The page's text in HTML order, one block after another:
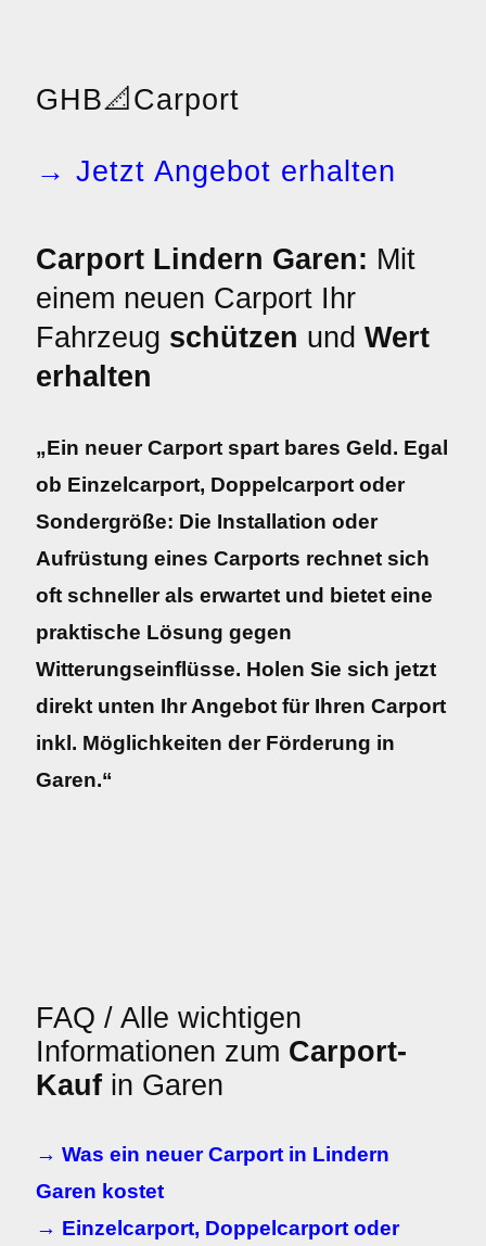
GHB📐 Carport
→ Jetzt Angebot erhalten
Carport Lindern Garen: Mit
einem neuen Carport Ihr
Fahrzeug schützen und Wert
erhalten
„Ein neuer Carport spart bares Geld. Egal
ob Einzelcarport, Doppelcarport oder
Sondergröße: Die Installation oder
Aufrüstung eines Carports rechnet sich
oft schneller als erwartet und bietet eine
praktische Lösung gegen
Witterungseinflüsse. Holen Sie sich jetzt
direkt unten Ihr Angebot für Ihren Carport
inkl. Möglichkeiten der Förderung in
Garen.“
FAQ / Alle wichtigen
Informationen zum Carport-
Kauf in Garen
→ Was ein neuer Carport in Lindern
Garen kostet
→ Einzelcarport, Doppelcarport oder